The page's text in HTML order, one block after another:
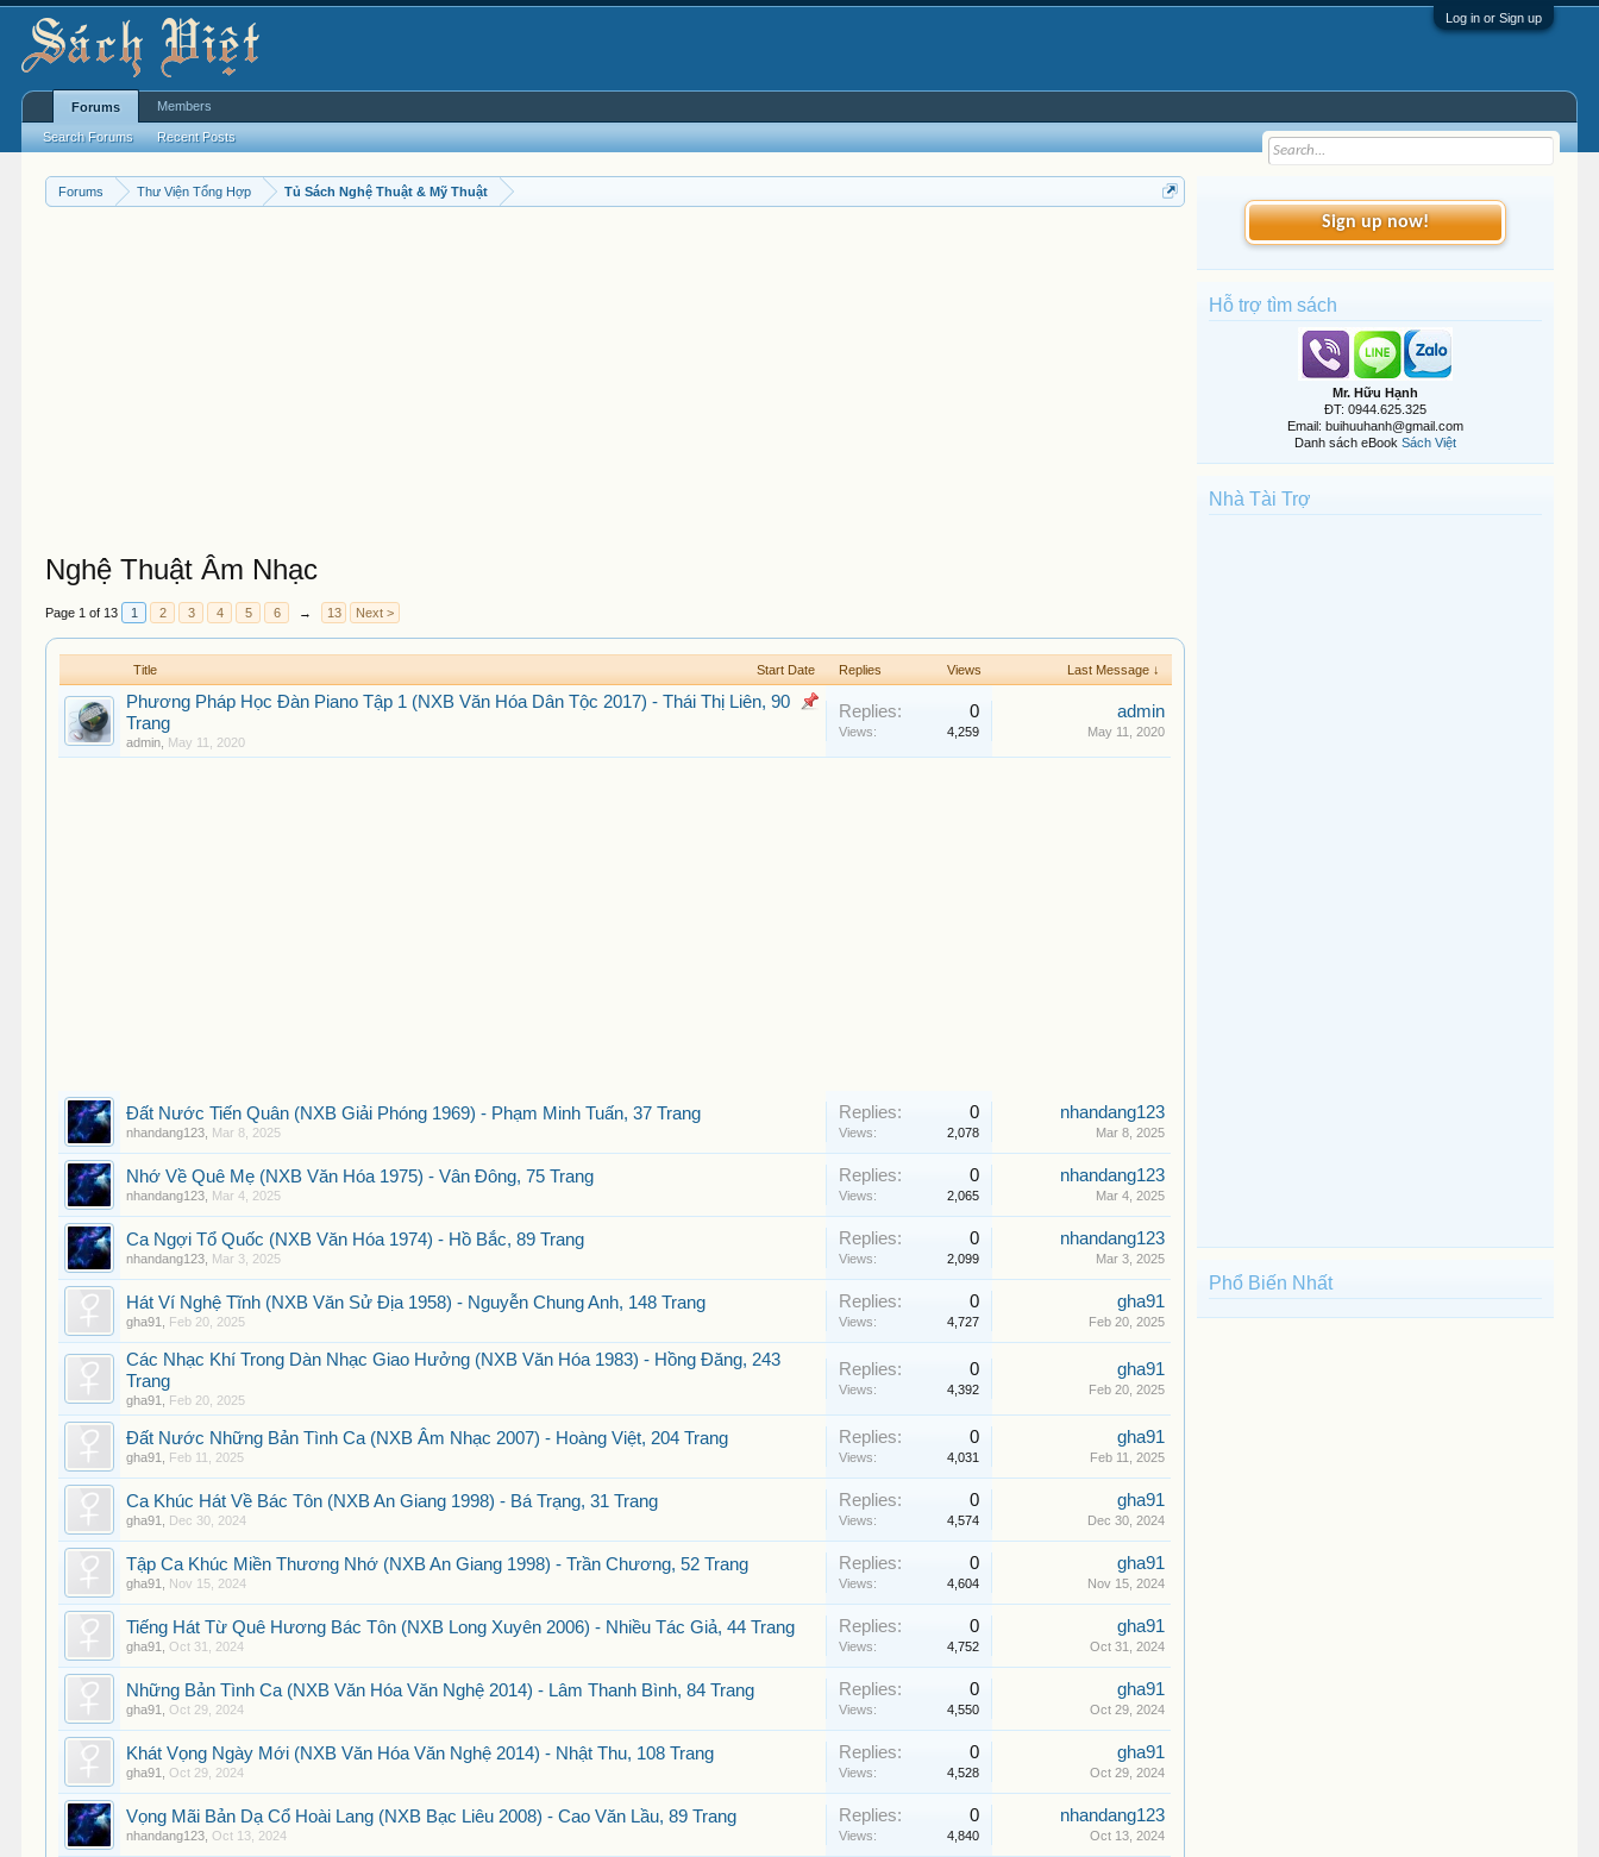
Log in or Sign up
Forums Thư Viện Tổng Hợp Tủ Sách Nghệ Thuật & Mỹ Thuật
Nghệ Thuật Âm Nhạc
Page 1 of 13 1 2 3 4 5 6 → 13 Next >
Title Start Date Replies Views Last Message ↓
Phương Pháp Học Đàn Piano Tập 1 (NXB Văn Hóa Dân Tộc 2017) - Thái Thị Liên, 90
Trang
admin May 11, 2020
Replies: 0
Views: 4,259
admin
May 11, 2020
Đất Nước Tiến Quân (NXB Giải Phóng 1969) - Phạm Minh Tuấn, 37 Trang
nhandang123 Mar 8, 2025
Replies: 0
Views: 2,078
nhandang123
Mar 8, 2025
Nhớ Về Quê Mẹ (NXB Văn Hóa 1975) - Vân Đông, 75 Trang
nhandang123 Mar 4, 2025
Replies: 0
Views: 2,065
nhandang123
Mar 4, 2025
Ca Ngợi Tổ Quốc (NXB Văn Hóa 1974) - Hồ Bắc, 89 Trang
nhandang123 Mar 3, 2025
Replies: 0
Views: 2,099
nhandang123
Mar 3, 2025
Hát Ví Nghệ Tĩnh (NXB Văn Sử Địa 1958) - Nguyễn Chung Anh, 148 Trang
gha91 Feb 20, 2025
Replies: 0
Views: 4,727
gha91
Feb 20, 2025
Các Nhạc Khí Trong Dàn Nhạc Giao Hưởng (NXB Văn Hóa 1983) - Hồng Đăng, 243
Trang
gha91 Feb 20, 2025
Replies: 0
Views: 4,392
gha91
Feb 20, 2025
Đất Nước Những Bản Tình Ca (NXB Âm Nhạc 2007) - Hoàng Việt, 204 Trang
gha91 Feb 11, 2025
Replies: 0
Views: 4,031
gha91
Feb 11, 2025
Ca Khúc Hát Về Bác Tôn (NXB An Giang 1998) - Bá Trạng, 31 Trang
gha91 Dec 30, 2024
Replies: 0
Views: 4,574
gha91
Dec 30, 2024
Tập Ca Khúc Miền Thương Nhớ (NXB An Giang 1998) - Trần Chương, 52 Trang
gha91 Nov 15, 2024
Replies: 0
Views: 4,604
gha91
Nov 15, 2024
Tiếng Hát Từ Quê Hương Bác Tôn (NXB Long Xuyên 2006) - Nhiều Tác Giả, 44 Trang
gha91 Oct 31, 2024
Replies: 0
Views: 4,752
gha91
Oct 31, 2024
Những Bản Tình Ca (NXB Văn Hóa Văn Nghệ 2014) - Lâm Thanh Bình, 84 Trang
gha91 Oct 29, 2024
Replies: 0
Views: 4,550
gha91
Oct 29, 2024
Khát Vọng Ngày Mới (NXB Văn Hóa Văn Nghệ 2014) - Nhật Thu, 108 Trang
gha91 Oct 29, 2024
Replies: 0
Views: 4,528
gha91
Oct 29, 2024
Vọng Mãi Bản Dạ Cổ Hoài Lang (NXB Bạc Liêu 2008) - Cao Văn Lầu, 89 Trang
nhandang123 Oct 13, 2024
Replies: 0
Views: 4,840
nhandang123
Oct 13, 2024
Sign up now!
Hỗ trợ tìm sách
Mr. Hữu Hạnh
ĐT: 0944.625.325
Email: buihuuhanh@gmail.com
Danh sách eBook Sách Việt
Nhà Tài Trợ
Phổ Biến Nhất
Forums
Search Forums Recent Posts
Members